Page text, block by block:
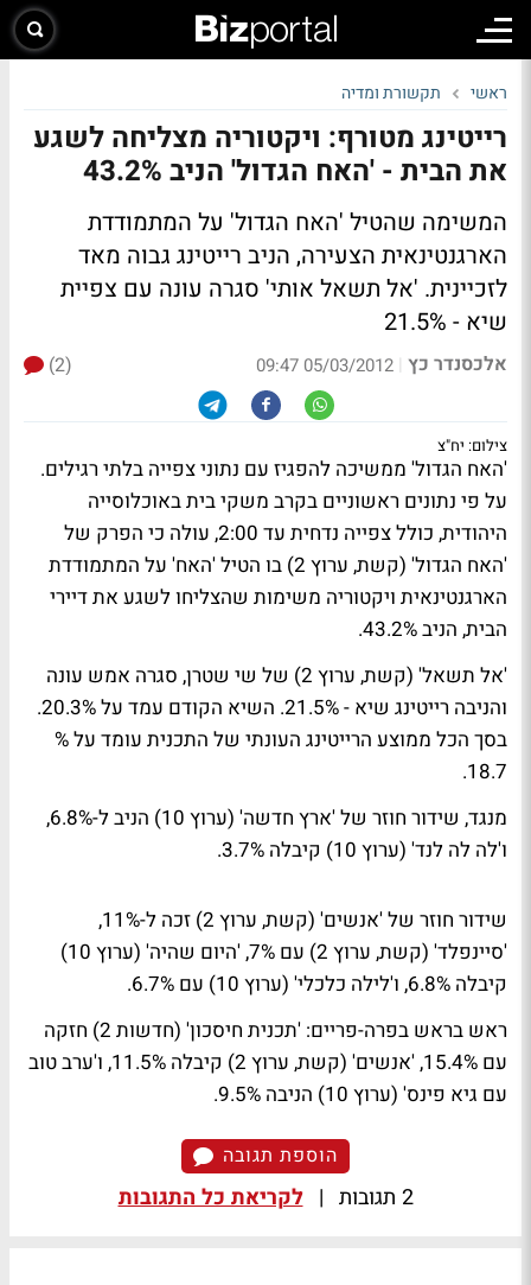
ראשי תקשורת ומדיה
רייטינג מטורף: ויקטוריה מצליחה לשגע
את הבית - 'האח הגדול' הניב 43.2%
המשימה שהטיל 'האח הגדול' על המתמודדת
הארגנטינאית הצעירה, הניב רייטינג גבוה מאד
לזכיינית. 'אל תשאל אותי' סגרה עונה עם צפיית
שיא - 21.5%
אלכסנדר כץ |
05/03/2012 09:47
(2)
צילום: יח"צ
'האח הגדול' ממשיכה להפגיז עם נתוני צפייה בלתי רגילים.
על פי נתונים ראשוניים בקרב משקי בית באוכלוסייה
היהודית, כולל צפייה נדחית עד 2:00, עולה כי הפרק של
'האח הגדול'
(קשת, ערוץ 2) בו הטיל 'האח' על המתמודדת
הארגנטינאית ויקטוריה משימות שהצליחו לשגע את דיירי
הבית, הניב 43.2%.
'אל תשאל'
(קשת, ערוץ 2) של שי שטרן, סגרה אמש עונה
והניבה רייטינג שיא - 21.5%. השיא הקודם עמד על 20.3%.
בסך הכל ממוצע הרייטינג העונתי של התכנית עומד על %
18.7.
מנגד, שידור חוזר של 'ארץ חדשה' (ערוץ 10) הניב ל-6.8%,
ו'לה לה לנד' (ערוץ 10) קיבלה 3.7%.
שידור חוזר של 'אנשים'
(קשת, ערוץ 2) זכה ל-11%,
'סיינפלד' (קשת, ערוץ 2) עם 7%, 'היום שהיה' (ערוץ 10)
קיבלה 6.8%, ו'לילה כלכלי' (ערוץ 10) עם 6.7%.
ראש בראש בפרה-פריים:
'תכנית חיסכון' (חדשות 2) חזקה
עם 15.4%,
'אנשים'
(קשת, ערוץ 2) קיבלה 11.5%, ו'ערב טוב
עם גיא פינס' (ערוץ 10) הניבה 9.5%.
הוספת תגובה
2 תגובות | לקריאת כל התגובות